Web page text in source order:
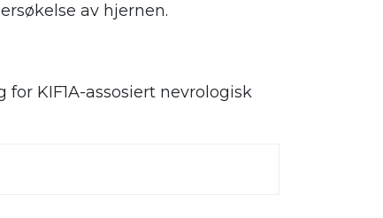
av hjernen.
KIF1A-assosiert nevrologisk